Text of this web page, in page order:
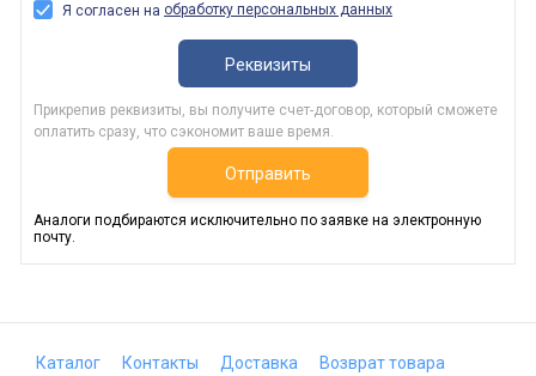
Я согласен на обработку персональных данных
Реквизиты
Прикрепив реквизиты, вы получите счет-договор, который сможете
оплатить сразу, что сэкономит ваше время.
Отправить
Аналоги подбираются исключительно по заявке на электронную
почту.
Каталог Контакты Доставка
Возврат товара